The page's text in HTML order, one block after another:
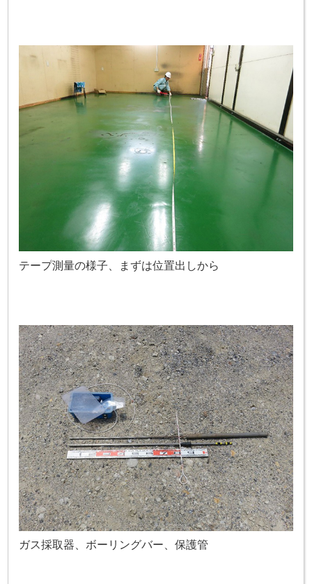
テープ測量の様子、まずは位置出しから
ガス採取器、ボーリングバー、保護管